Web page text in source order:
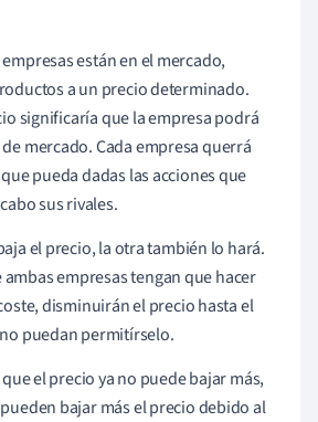
están en el mercado,
a un precio determinado.
significaría que la empresa podrá
mercado. Cada empresa querrá
pueda dadas las acciones que
sus rivales.
el precio, la otra también lo hará.
empresas tengan que hacer
disminuirán el precio hasta el
puedan permitírselo.
el precio ya no puede bajar más,
bajar más el precio debido al